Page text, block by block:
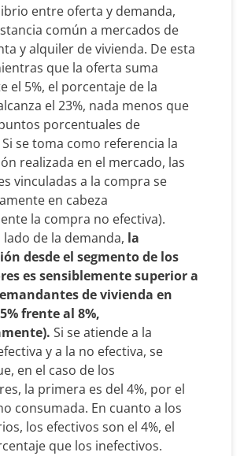
entre oferta y demanda,
común a mercados de
y alquiler de vivienda. De esta
que la oferta suma
el 5%, el porcentaje de la
el 23%, nada menos que
porcentuales de
se toma como referencia la
realizada en el mercado, las
vinculadas a la compra se
en cabeza
la compra no efectiva).
de la demanda, la
desde el segmento de los
es sensiblemente superior a
de vivienda en
frente al 8%,
Si se atiende a la
y a la no efectiva, se
en el caso de los
la primera es del 4%, por el
consumada. En cuanto a los
los efectivos son el 4%, el
que los inefectivos.